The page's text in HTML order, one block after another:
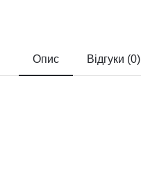
Опис Відгуки (0)